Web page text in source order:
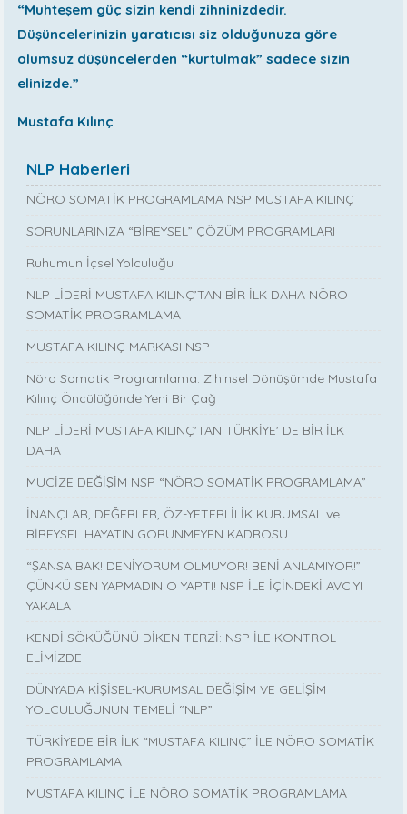
“Muhteşem güç sizin kendi zihninizdedir.
Düşüncelerinizin yaratıcısı siz olduğunuza göre
olumsuz düşüncelerden “kurtulmak” sadece sizin
elinizde.”
Mustafa Kılınç
NLP Haberleri
NÖRO SOMATİK PROGRAMLAMA NSP MUSTAFA KILINÇ
SORUNLARINIZA “BİREYSEL” ÇÖZÜM PROGRAMLARI
Ruhumun İçsel Yolculuğu
NLP LİDERİ MUSTAFA KILINÇ’TAN BİR İLK DAHA NÖRO
SOMATİK PROGRAMLAMA
MUSTAFA KILINÇ MARKASI NSP
Nöro Somatik Programlama: Zihinsel Dönüşümde Mustafa
Kılınç Öncülüğünde Yeni Bir Çağ
NLP LİDERİ MUSTAFA KILINÇ'TAN TÜRKİYE' DE BİR İLK
DAHA
MUCİZE DEĞİŞİM NSP “NÖRO SOMATİK PROGRAMLAMA”
İNANÇLAR, DEĞERLER, ÖZ-YETERLİLİK KURUMSAL ve
BİREYSEL HAYATIN GÖRÜNMEYEN KADROSU
“ŞANSA BAK! DENİYORUM OLMUYOR! BENİ ANLAMIYOR!”
ÇÜNKÜ SEN YAPMADIN O YAPTI! NSP İLE İÇİNDEKİ AVCIYI
YAKALA
KENDİ SÖKÜĞÜNÜ DİKEN TERZİ: NSP İLE KONTROL
ELİMİZDE
DÜNYADA KİŞİSEL-KURUMSAL DEĞİŞİM VE GELİŞİM
YOLCULUĞUNUN TEMELİ “NLP”
TÜRKİYEDE BİR İLK “MUSTAFA KILINÇ” İLE NÖRO SOMATİK
PROGRAMLAMA
MUSTAFA KILINÇ İLE NÖRO SOMATİK PROGRAMLAMA